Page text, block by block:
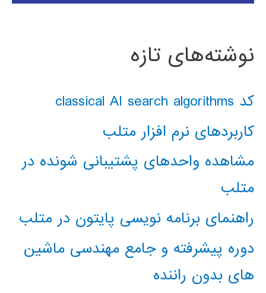
نوشته‌های تازه
کد classical AI search algorithms
کاربردهای نرم افزار متلب
مشاهده واحدهای پشتیبانی شونده در
متلب
راهنمای برنامه نویسی پایتون در متلب
دوره پیشرفته و جامع مهندسی ماشین
های بدون راننده